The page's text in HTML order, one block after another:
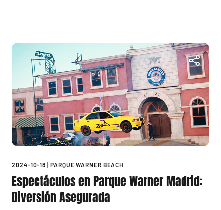
2024-10-18 PARQUE WARNER BEACH
Espectáculos en Parque Warner Madrid:
Diversión Asegurada